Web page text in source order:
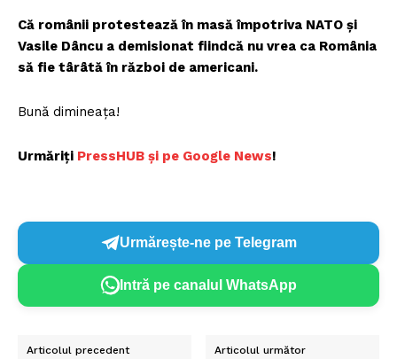
Că românii protestează în masă împotriva NATO și
Vasile Dâncu a demisionat fiindcă nu vrea ca România
să fie târâtă în război de americani.
Bună dimineața!
Urmăriți PressHUB și pe Google News!
Urmărește-ne pe Telegram
Intră pe canalul WhatsApp
Articolul precedent Articolul următor